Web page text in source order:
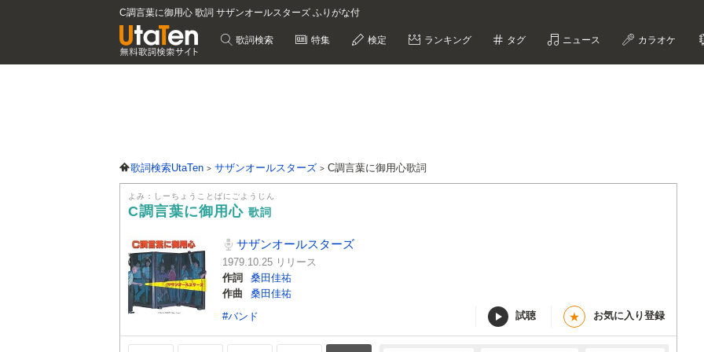
C調言葉に御用心 歌詞 サザンオールスターズ ふりがな付
歌詞検索 特集 検定 ランキング タグ ニュース カラオケ
歌詞検索UtaTen サザンオールスターズ C調言葉に御用心歌詞
よみ：しーちょうことばにごようじん
C調言葉に御用心 歌詞
サザンオールスターズ
1979.10.25 リリース
作詞
桑田佳祐
作曲
桑田佳祐
#バンド
試聴 ★ お気に入り登録